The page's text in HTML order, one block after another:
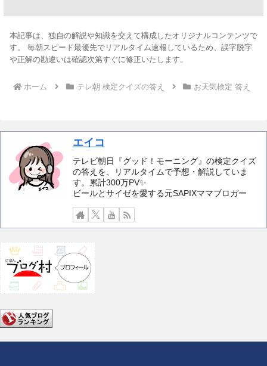
本記事は、独自の解説や知識を交えて構成したオリジナルコンテンツで
す。 毎朝スピード最優先でリアルタイム速報しているため、誤字脱字
や正解の勘違いは確認次第すぐに修正いたします。
ホーム テレ朝 検定クイズの答え お天気検定 答え
エイコ
テレビ朝日『グッド！モーニング』の検定クイズ
の答えを、リアルタイムで予想・解説していま
す。累計300万PV✨️
ビールとサイゼを愛する元SAPIXママブロガー